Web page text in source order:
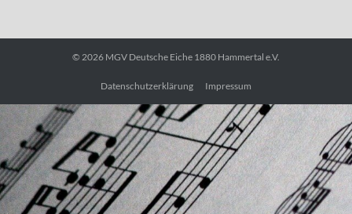
© 2026 MGV Deutsche Eiche 1880 Hammertal e.V.
Datenschutzerklärung Impressum